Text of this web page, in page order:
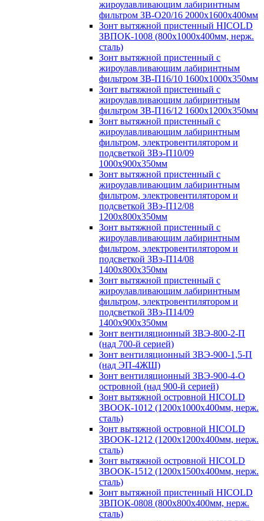
жироулавливающим лабиринтным
фильтром ЗВ-О20/16 2000х1600х400мм
Зонт вытяжной пристенный HICOLD
ЗВПОК-1008 (800х1000х400мм, нерж.
сталь)
Зонт вытяжной пристенный с
жироулавливающим лабиринтным
фильтром ЗВ-П16/10 1600х1000х350мм
Зонт вытяжной пристенный с
жироулавливающим лабиринтным
фильтром ЗВ-П16/12 1600х1200х350мм
Зонт вытяжной пристенный с
жироулавливающим лабиринтным
фильтром, электровентилятором и
подсветкой ЗВэ-П10/09
1000х900х350мм
Зонт вытяжной пристенный с
жироулавливающим лабиринтным
фильтром, электровентилятором и
подсветкой ЗВэ-П12/08
1200х800х350мм
Зонт вытяжной пристенный с
жироулавливающим лабиринтным
фильтром, электровентилятором и
подсветкой ЗВэ-П14/08
1400х800х350мм
Зонт вытяжной пристенный с
жироулавливающим лабиринтным
фильтром, электровентилятором и
подсветкой ЗВэ-П14/09
1400х900х350мм
Зонт вентиляционный ЗВЭ-800-2-П
(над 700-й серией)
Зонт вентиляционный ЗВЭ-900-1,5-П
(над ЭП-4ЖШ)
Зонт вентиляционный ЗВЭ-900-4-О
островной (над 900-й серией)
Зонт вытяжной островной HICOLD
ЗВООК-1012 (1200х1000х400мм, нерж.
сталь)
Зонт вытяжной островной HICOLD
ЗВООК-1212 (1200x1200x400мм, нерж.
сталь)
Зонт вытяжной островной HICOLD
ЗВООК-1512 (1200х1500х400мм, нерж.
сталь)
Зонт вытяжной пристенный HICOLD
ЗВПОК-0808 (800х800х400мм, нерж.
сталь)